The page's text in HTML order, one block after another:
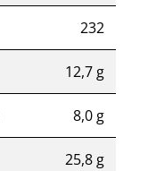
232
12,7 g
8,0 g
25,8 g